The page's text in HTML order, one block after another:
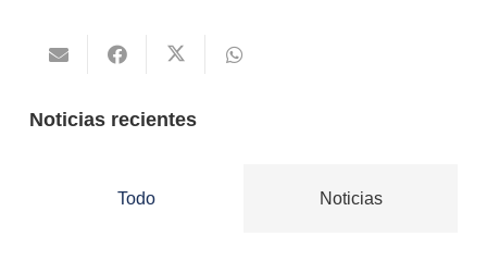
Noticias recientes
Todo Noticias